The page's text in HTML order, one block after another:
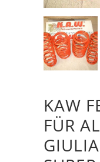
KAW
FÜR